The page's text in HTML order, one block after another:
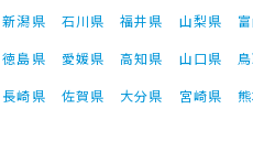
新潟県 石川県 福井県 山梨県
徳島県 愛媛県 高知県 山口県
長崎県 佐賀県 大分県 宮崎県